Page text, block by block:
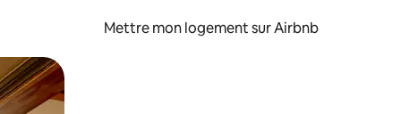
Mettre mon logement sur Airbnb